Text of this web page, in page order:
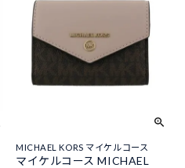
MICHAEL KORS マイケルコース
マイケルコース MICHAEL